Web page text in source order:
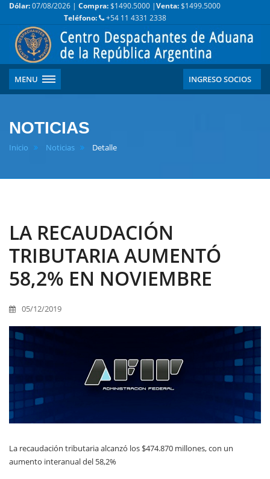
Dólar:07/08/2026 | Compra:$1490.5000 |Venta:$1499.5000
Teléfono:
+54 11 4331 2338
MENU INGRESO SOCIOS
NOTICIAS
Inicio Noticias Detalle
LA RECAUDACIÓN
TRIBUTARIA AUMENTÓ
58,2% EN NOVIEMBRE
05/12/2019
La recaudación tributaria alcanzó los $474.870 millones, con un
aumento interanual del 58,2%